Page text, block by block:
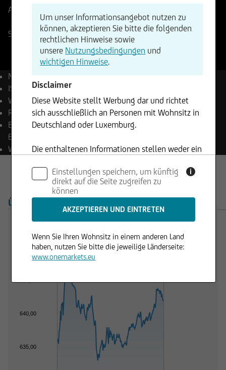
Aktueller Stand
-%-
SIX Swiss Stock Exchange06.08.2026 - 17:40
Name
Swisscom AG
ISIN
CH0008742519
WKN
916234
Reuters SCMN.S
Bloomberg SCMN SW
Equity
Währung CHF
ÜBERSICHT
635,00
640,00
Um unser Informationsangebot nutzen zu
können, akzeptieren Sie bitte die folgenden
rechtlichen Hinweise sowie
unsere Nutzungsbedingungen und
wichtigen Hinweise.
Disclaimer
Diese Website stellt Werbung dar und richtet
sich ausschließlich an Personen mit Wohnsitz in
Deutschland oder Luxemburg.
Die enthaltenen Informationen stellen weder ein
Verkauf von Wertpapieren dar und dürfen nicht
in Rechtsordnungen genutzt werden, in denen
dies unzulässig ist.
Einstellungen speichern, um künftig
direkt auf die Seite zugreifen zu
können
i
Wenn Sie Ihren Wohnsitz in einem anderen Land
haben, nutzen Sie bitte die jeweilige Länderseite:
www.onemarkets.eu